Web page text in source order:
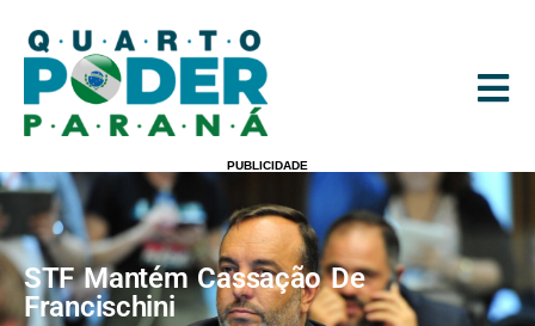
PUBLICIDADE
STF Mantém Cassação De
Francischini